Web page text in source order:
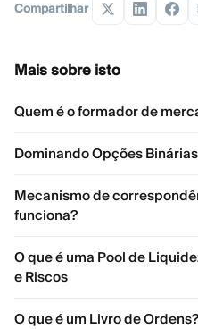
Compartilhar
Mais sobre isto
Quem é o formador de
Dominando Opções
Mecanismo de
funciona?
O que é uma Pool de
e Riscos
O que é um Livro de